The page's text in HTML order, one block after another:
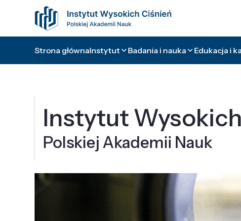
Strona głównaInstytut Badania i nauka Edukacja i
Instytut
Polskiej Akademii Nauk